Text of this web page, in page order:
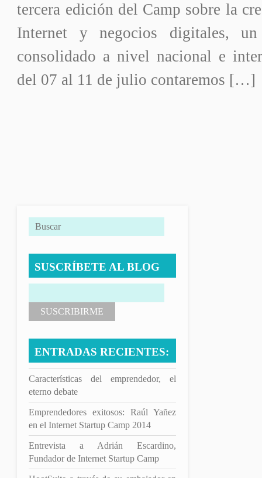
tercera edición del Camp sobre la
Internet y negocios digitales,
consolidado a nivel nacional e
del 07 al 11 de julio contaremos […]
SUSCRÍBETE AL BLOG
ENTRADAS RECIENTES:
Características del emprendedor, el
eterno debate
Emprendedores exitosos: Raúl Yañez
en el Internet Startup Camp 2014
Entrevista a Adrián Escardino,
Fundador de Internet Startup Camp